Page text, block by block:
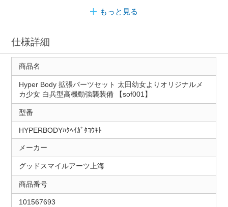
もっと見る
仕様詳細
商品名
Hyper Body 拡張パーツセット 太田幼女よりオリジナルメ
カ少女 白兵型高機動強襲装備 【sof001】
型番
HYPERBODYﾊｸﾍｲｶﾞﾀｺｳｷﾄ
メーカー
グッドスマイルアーツ上海
商品番号
101567693